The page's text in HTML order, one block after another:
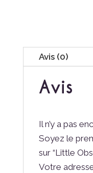
Avis (0)
Avis
Il n’y a pas
Soyez le
sur “Little
Votre